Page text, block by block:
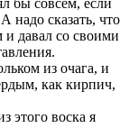
бы совсем, если
надо сказать, что
давал со своими
из очага, и
как кирпич,
этого воска я